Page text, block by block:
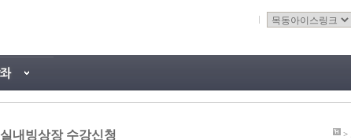
내빙상장 수강신청 >